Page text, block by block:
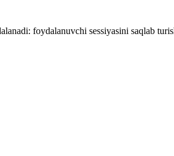
foydalanuvchi sessiyasini saqlab